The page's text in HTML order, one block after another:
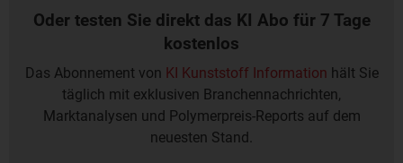
Oder testen Sie direkt das KI Abo für 7 Tage
kostenlos
Das Abonnement von KI Kunststoff Information hält Sie
täglich mit exklusiven Branchennachrichten,
Marktanalysen und Polymerpreis-Reports auf dem
neuesten Stand.